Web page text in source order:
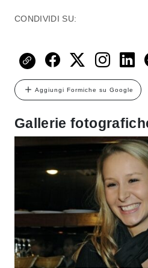
CONDIVIDI SU:
Aggiungi Formiche su Google
Gallerie